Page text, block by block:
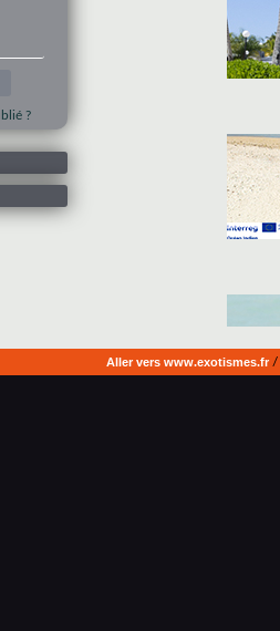
?
Aller vers www.exotismes.fr/